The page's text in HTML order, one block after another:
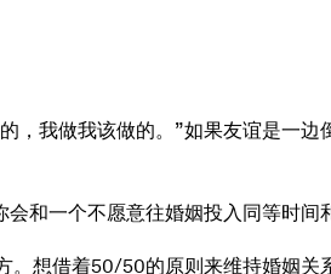
我做我该做的。”如果友谊是一
和一个不愿意往婚姻投入同等时间
想借着50/50的原则来维持婚姻关